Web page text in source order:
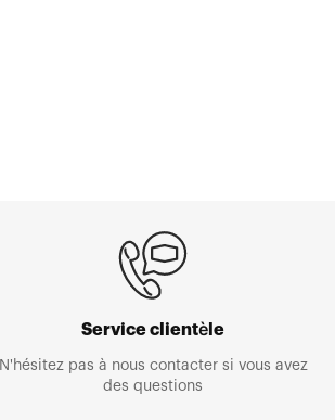
Service clientèle
N'hésitez pas à nous contacter si vous avez
des questions